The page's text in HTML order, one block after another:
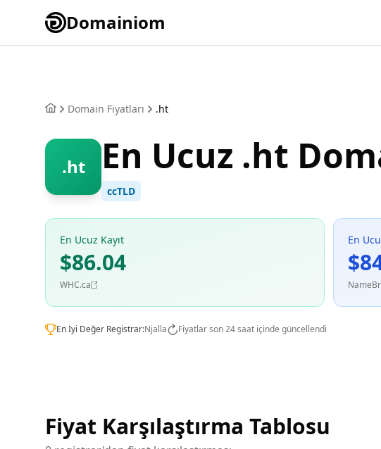
Domainiom
Domain Fiyatları .ht
.ht En Ucuz .ht
ccTLD
En Ucuz Kayıt
$86.04
WHC.ca
En
En İyi Değer Registrar:Njalla Fiyatlar son 24 saat içinde güncellendi
Fiyat Karşılaştırma Tablosu